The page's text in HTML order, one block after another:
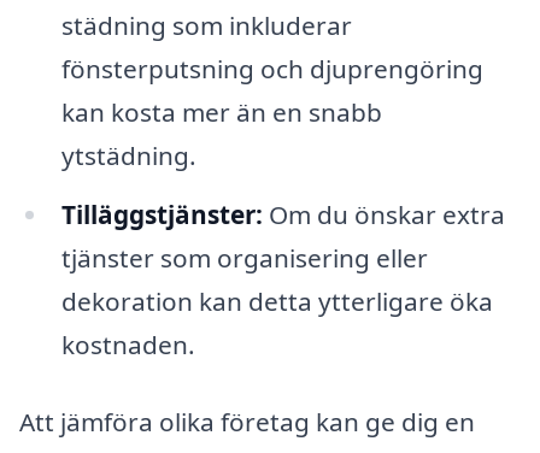
städning som inkluderar
fönsterputsning och djuprengöring
kan kosta mer än en snabb
ytstädning.
Tilläggstjänster: Om du önskar extra
tjänster som organisering eller
dekoration kan detta ytterligare öka
kostnaden.
Att jämföra olika företag kan ge dig en